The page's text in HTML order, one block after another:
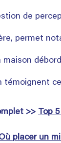
de
permet
maison
témoignent
>> Top
placer un